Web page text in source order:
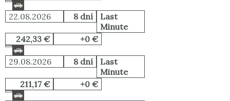
22.08.2026 8 dní
Last
Minute
242,33 €
+0 €
29.08.2026 8 dní
Last
Minute
211,17 €
+0 €